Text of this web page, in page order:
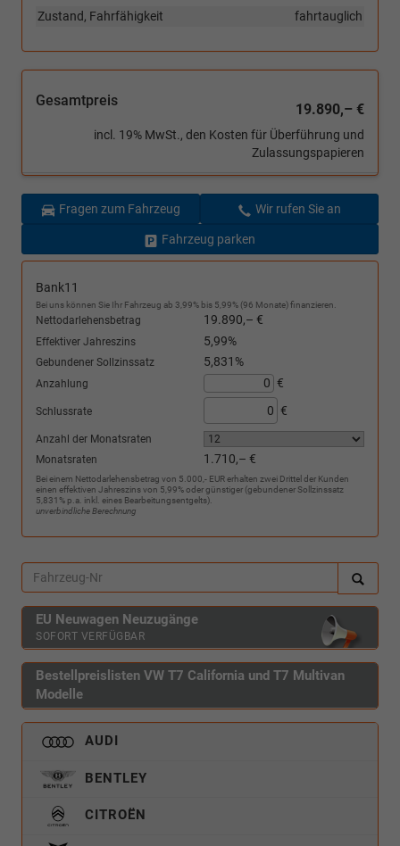
fahrtauglich
Zustand, Fahrfähigkeit
Gesamtpreis
19.890,– €
incl. 19% MwSt., den Kosten für Überführung und
Zulassungspapieren
Fragen zum Fahrzeug Wir rufen Sie an
Fahrzeug parken
Bank11
Bei uns können Sie Ihr Fahrzeug ab 3,99% bis 5,99% (96 Monate) finanzieren.
Nettodarlehensbetrag 19.890,– €
Effektiver Jahreszins 5,99%
Gebundener Sollzinssatz 5,831%
Anzahlung €
Schlussrate €
Anzahl der Monatsraten
Monatsraten
1.710,– €
Bei einem Nettodarlehensbetrag von 5.000,- EUR erhalten zwei Drittel der Kunden
einen effektiven Jahreszins von 5,99% oder günstiger (gebundener Sollzinssatz
5,831% p.a. inkl. eines Bearbeitungsentgelts).
unverbindliche Berechnung
EU Neuwagen Neuzugänge
SOFORT VERFÜGBAR
Bestellpreislisten VW T7 California und T7 Multivan
Modelle
AUDI
BENTLEY
CITROËN